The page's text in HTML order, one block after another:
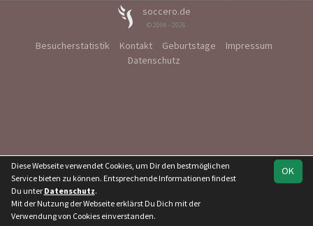
soccero.de
© 2006 - 2026
Besucherstatistik Kontakt Geburtstage
Impressum
Datenschutz
OK
Diese Webseite verwendet Cookies, um Dir den bestmöglichen
Service bieten zu können. Entsprechende Informationen findest
Du unter Datenschutz.
Mit der Nutzung der Webseite erklärst Du Dich mit der
Verwendung von Cookies einverstanden.